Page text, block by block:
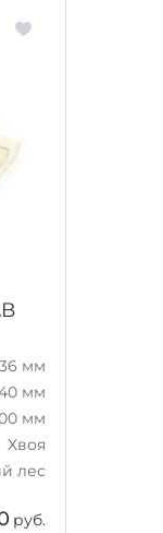
36 мм
мм
мм
Хвоя
лес
руб.